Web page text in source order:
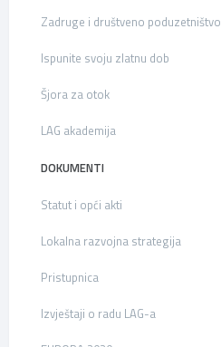
Zadruge i društveno poduzetništvo
Ispunite svoju zlatnu dob
Šjora za otok
LAG akademija
DOKUMENTI
Statut i opći akti
Lokalna razvojna strategija
Pristupnica
Izvještaji o radu LAG-a